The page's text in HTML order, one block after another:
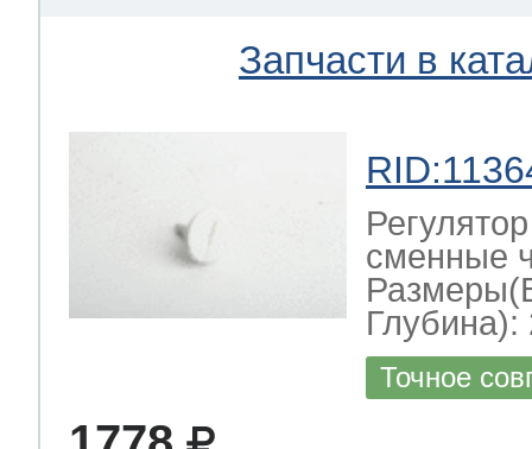
Запчасти в
сменные
Глубина):
Точное